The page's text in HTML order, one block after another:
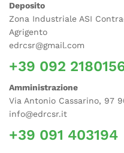
Deposito
Zona Industriale ASI
Agrigento
edrcsr@gmail.com
+39 092
Amministrazione
Via Antonio Cassarino, 97
info@edrcsr.it
+39 091 403194